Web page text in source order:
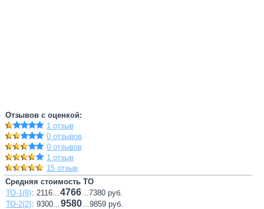
Отзывов с оценкой:
1 отзыв
0 отзывов
0 отзывов
1 отзыв
15 отзыв
Средняя стоимость ТО
ТО-1(8): 2116...4766...7380 руб.
ТО-2(2): 9300...9580...9859 руб.